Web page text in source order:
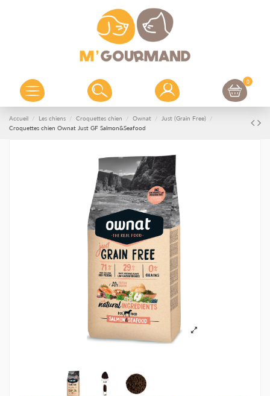
0
Accueil Les chiens Croquettes chien Ownat
Just (Grain Free)
Croquettes chien Ownat Just GF Salmon&Seafood